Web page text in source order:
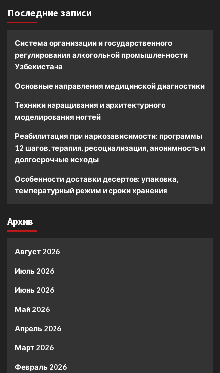
Последние записи
Система организации и государственного
регулирования алкогольной промышленности
Узбекистана
Основные направления медицинской диагностики
Техники наращивания и архитектурного
моделирования ногтей
Реабилитация при наркозависимости: программы
12 шагов, терапия, ресоциализация, анонимность и
долгосрочные исходы
Особенности доставки десертов: упаковка,
температурный режим и сроки хранения
Архив
Август 2026
Июль 2026
Июнь 2026
Май 2026
Апрель 2026
Март 2026
Февраль 2026